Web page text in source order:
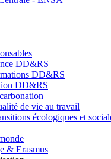
DD&RS
DD&RS
DD&RS
de vie au travail
écologiques et
& Erasmus